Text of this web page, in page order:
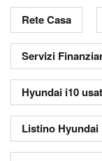
Rete Casa
Servizi
Hyundai i10
Listino Hyundai